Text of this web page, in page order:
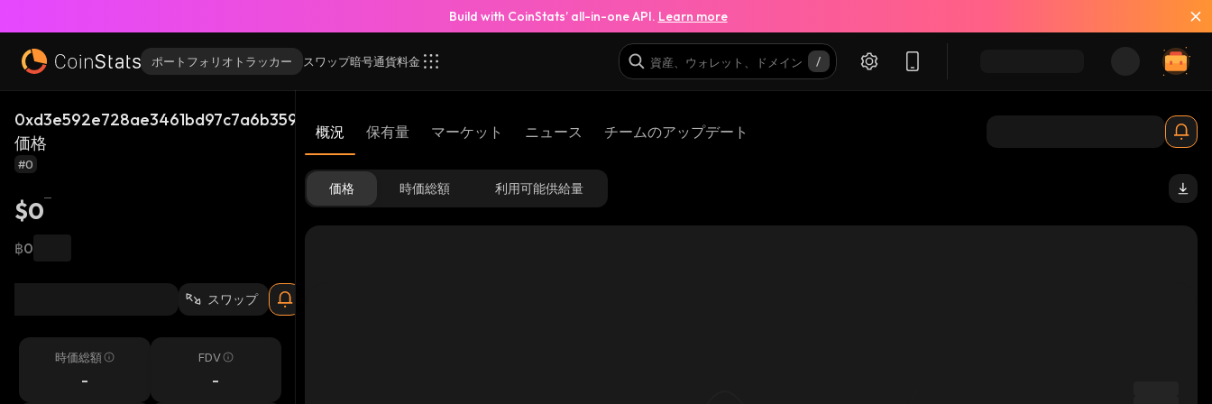
Build with CoinStats’ all-in-one API. Learn more
ポートフォリオトラッカー スワップ暗号通貨料金
0xd3e592e728ae3461bd97c7a6b359e1043dd83ba3_base
価格
0xd3e592e728ae3461bd97c7a6b359e1043dd83ba3_base
#0
$0
฿0
スワップ
時価総額
-
FDV
-
概況 保有量 マーケット ニュース チームのアップデート
価格 時価総額 利用可能供給量